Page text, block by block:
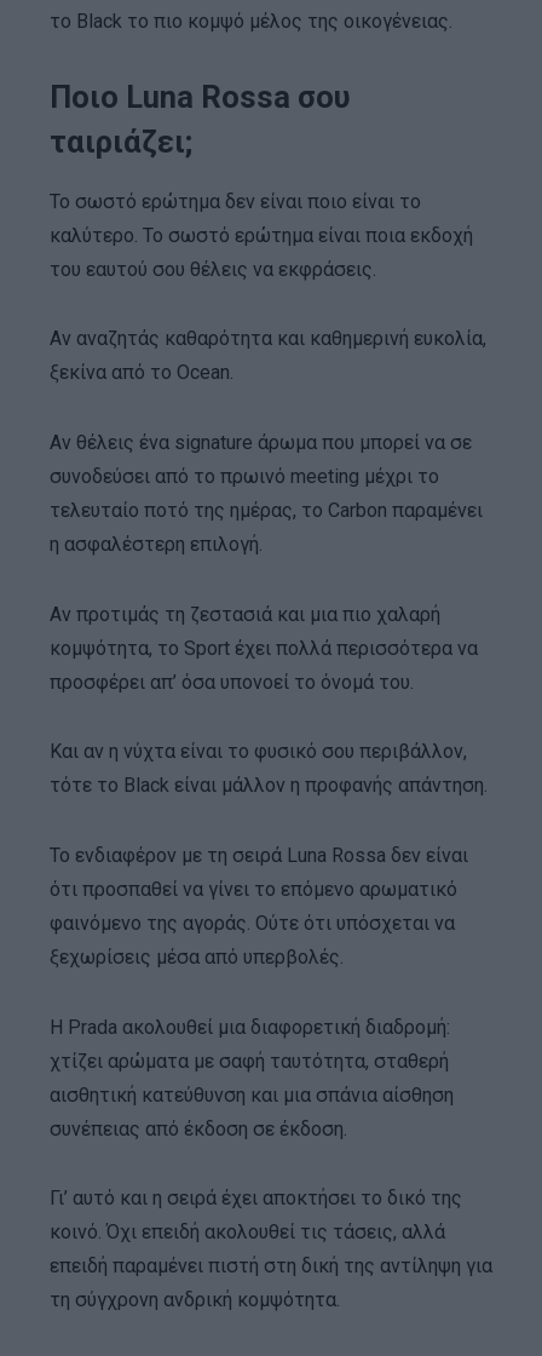
το Black το πιο κομψό μέλος της οικογένειας.
Ποιο Luna Rossa σου
ταιριάζει;
Το σωστό ερώτημα δεν είναι ποιο είναι το
καλύτερο. Το σωστό ερώτημα είναι ποια εκδοχή
του εαυτού σου θέλεις να εκφράσεις.
Αν αναζητάς καθαρότητα και καθημερινή ευκολία,
ξεκίνα από το Ocean.
Αν θέλεις ένα signature άρωμα που μπορεί να σε
συνοδεύσει από το πρωινό meeting μέχρι το
τελευταίο ποτό της ημέρας, το Carbon παραμένει
η ασφαλέστερη επιλογή.
Αν προτιμάς τη ζεστασιά και μια πιο χαλαρή
κομψότητα, το Sport έχει πολλά περισσότερα να
προσφέρει απ’ όσα υπονοεί το όνομά του.
Και αν η νύχτα είναι το φυσικό σου περιβάλλον,
τότε το Black είναι μάλλον η προφανής απάντηση.
Το ενδιαφέρον με τη σειρά Luna Rossa δεν είναι
ότι προσπαθεί να γίνει το επόμενο αρωματικό
φαινόμενο της αγοράς. Ούτε ότι υπόσχεται να
ξεχωρίσεις μέσα από υπερβολές.
Η Prada ακολουθεί μια διαφορετική διαδρομή:
χτίζει αρώματα με σαφή ταυτότητα, σταθερή
αισθητική κατεύθυνση και μια σπάνια αίσθηση
συνέπειας από έκδοση σε έκδοση.
Γι’ αυτό και η σειρά έχει αποκτήσει το δικό της
κοινό. Όχι επειδή ακολουθεί τις τάσεις, αλλά
επειδή παραμένει πιστή στη δική της αντίληψη για
τη σύγχρονη ανδρική κομψότητα.